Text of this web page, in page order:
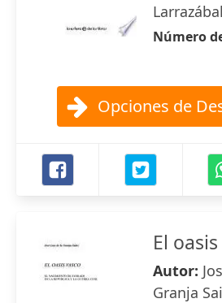
Larrazábal
Número
Opciones de
El
Autor:
Granja